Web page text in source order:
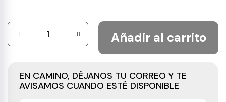
Añadir al carrito
EN CAMINO, DÉJANOS TU CORREO Y TE
AVISAMOS CUANDO ESTÉ DISPONIBLE